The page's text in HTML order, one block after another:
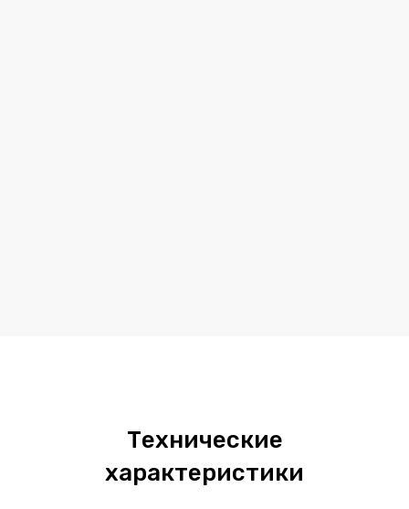
Технические
характеристики